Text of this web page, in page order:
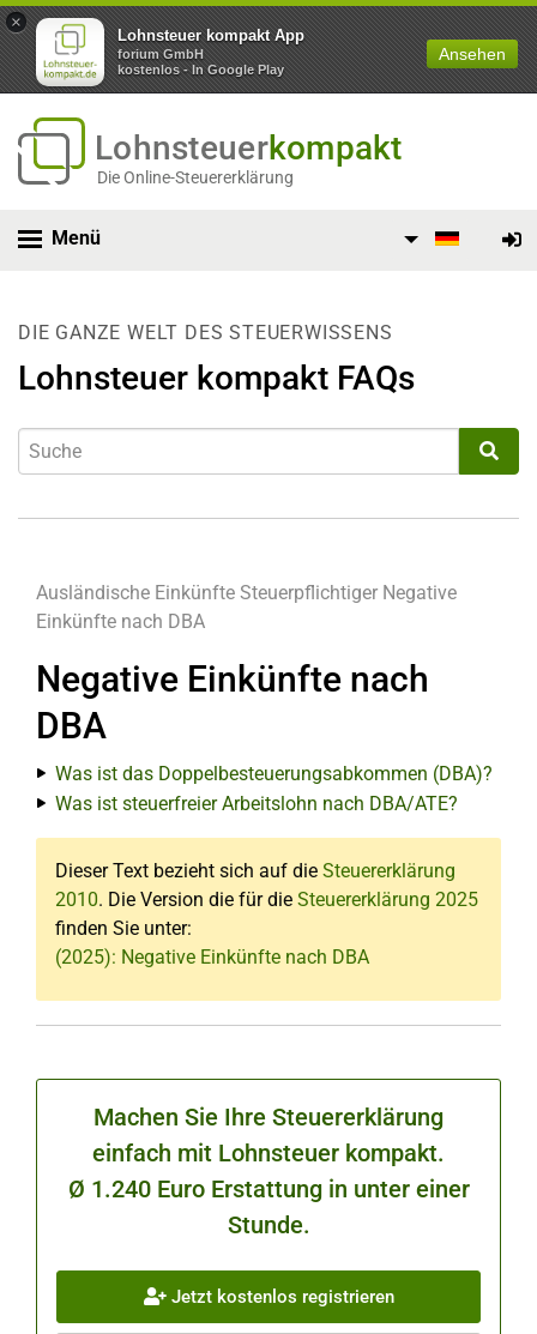
×
Lohnsteuer kompakt App
forium GmbH
kostenlos - In Google Play
Ansehen
Lohnsteuerkompakt
Die Online-Steuererklärung
Menü
DIE GANZE WELT DES STEUERWISSENS
Lohnsteuer kompakt FAQs
Ausländische Einkünfte Steuerpflichtiger Negative
Einkünfte nach DBA
Negative Einkünfte nach
DBA
Was ist das Doppelbesteuerungsabkommen (DBA)?
Was ist steuerfreier Arbeitslohn nach DBA/ATE?
Dieser Text bezieht sich auf die Steuererklärung
2010. Die Version die für die Steuererklärung 2025
finden Sie unter:
(2025): Negative Einkünfte nach DBA
Machen Sie Ihre Steuererklärung
einfach mit Lohnsteuer kompakt.
Ø 1.240 Euro Erstattung in unter einer
Stunde.
Jetzt kostenlos registrieren